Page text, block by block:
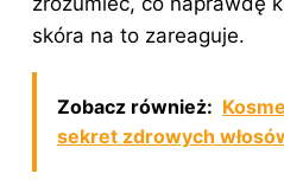
skóra na to zareaguje.
Zobacz również:
sekret zdrowych